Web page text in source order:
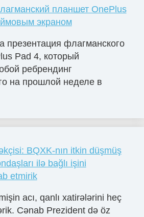
планшет OnePlus
экраном
флагманского
Pad 4, который
ребрендинг
на прошлой неделе в
BQXK-nın itkin düşmüş
ilə bağlı işini
etmirik
acı, qanlı xatirələrini heç
Cənab Prezident də öz